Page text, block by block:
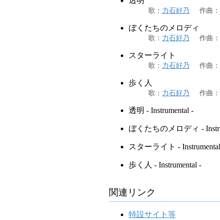
歌 ： 力石好乃 作曲 ：
ぼくたちのメロディ
歌 ： 力石好乃 作曲 ：
スターライト
歌 ： 力石好乃 作曲 ：
歩く人
歌 ： 力石好乃 作曲 ：
透明 - Instrumental -
ぼくたちのメロディ -
スターライト -
歩く人 - Instrumental -
関連リンク
特設サイト等